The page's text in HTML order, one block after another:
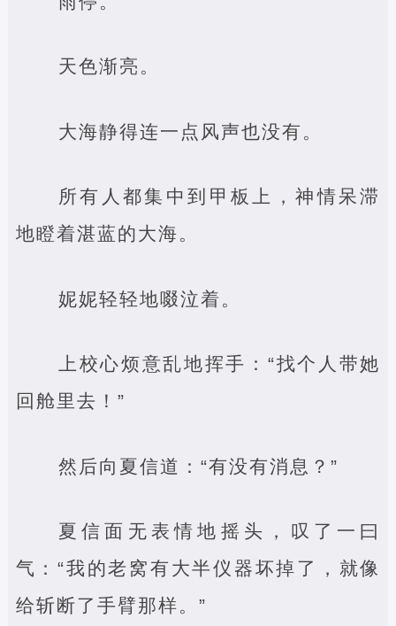
天色渐亮。
大海静得连一点风声也没有。
所有人都集中到甲板上，神情呆滞
地瞪着湛蓝的大海。
妮妮轻轻地啜泣着。
上校心烦意乱地挥手：“找个人带她
回舱里去！”
然后向夏信道：“有没有消息？”
夏信面无表情地摇头，叹了一曰
气：“我的老窝有大半仪器坏掉了，就像
给斩断了手臂那样。”